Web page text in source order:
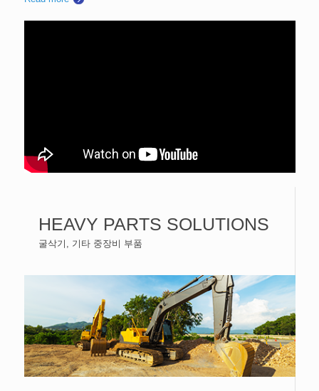
HEAVY PARTS SOLUTIONS
굴삭기, 기타 중장비 부품